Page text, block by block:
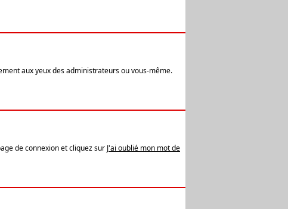
aux yeux des administrateurs ou vous-même.
de connexion et cliquez sur J'ai oublié mon mot de